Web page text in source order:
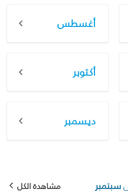
أغسطس
أكتوبر
ديسمبر
سبتمبر مشاهدة الكل